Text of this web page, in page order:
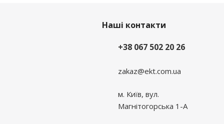
Наші контакти
+38 067 502 20 26
zakaz@ekt.com.ua
м. Київ, вул.
Магнітогорська 1-А